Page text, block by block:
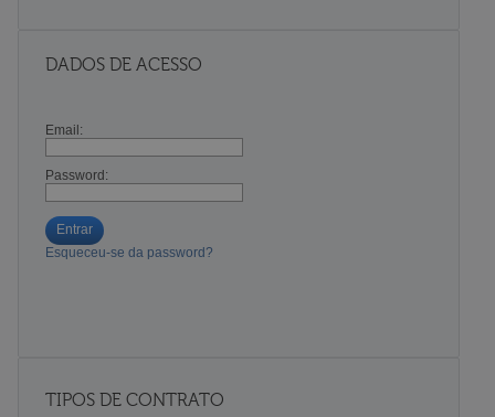
DADOS DE ACESSO
Email:
Password:
Entrar
Esqueceu-se da password?
TIPOS DE CONTRATO